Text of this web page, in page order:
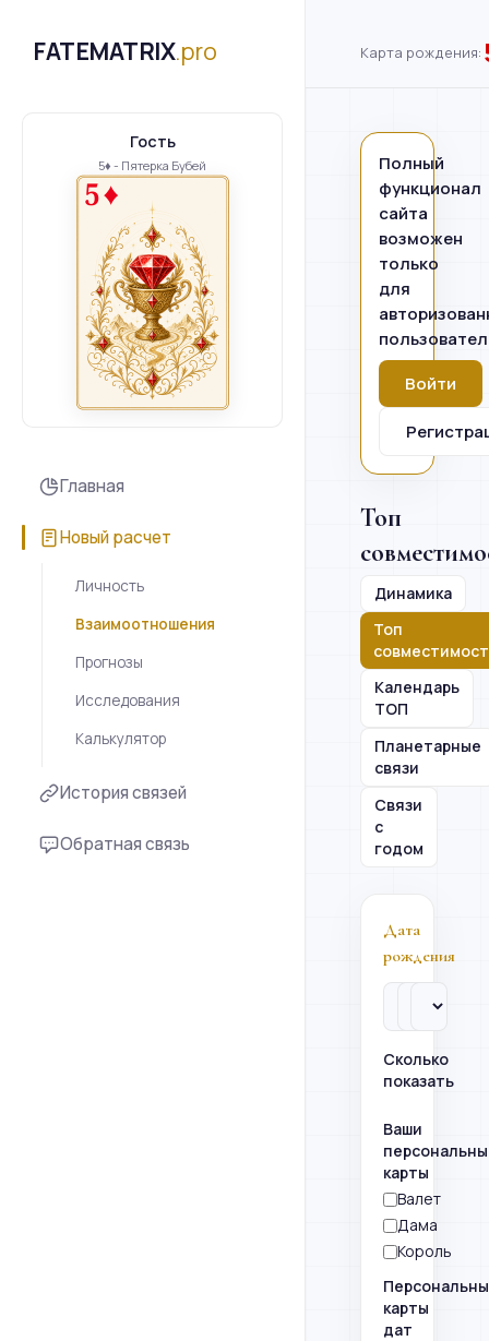
FATEMATRIX.pro
Гость
5♦ - Пятерка Бубей
Главная
Новый расчет
Личность
Взаимоотношения
Прогнозы
Исследования
Калькулятор
История связей
Обратная связь
Карта рождения:
Полный
функционал
сайта
возможен
только
для
Войти
Топ
Динамика
Топ
Календарь
ТОП
Планетарные
связи
Связи
с
годом
Дата
рождения
Сколько
показать
Ваши
карты
Валет
Дама
Король
карты
дат